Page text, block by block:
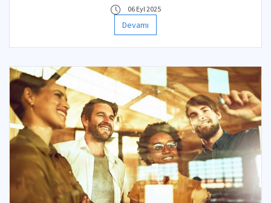
06 Eyl 2025
Devamı